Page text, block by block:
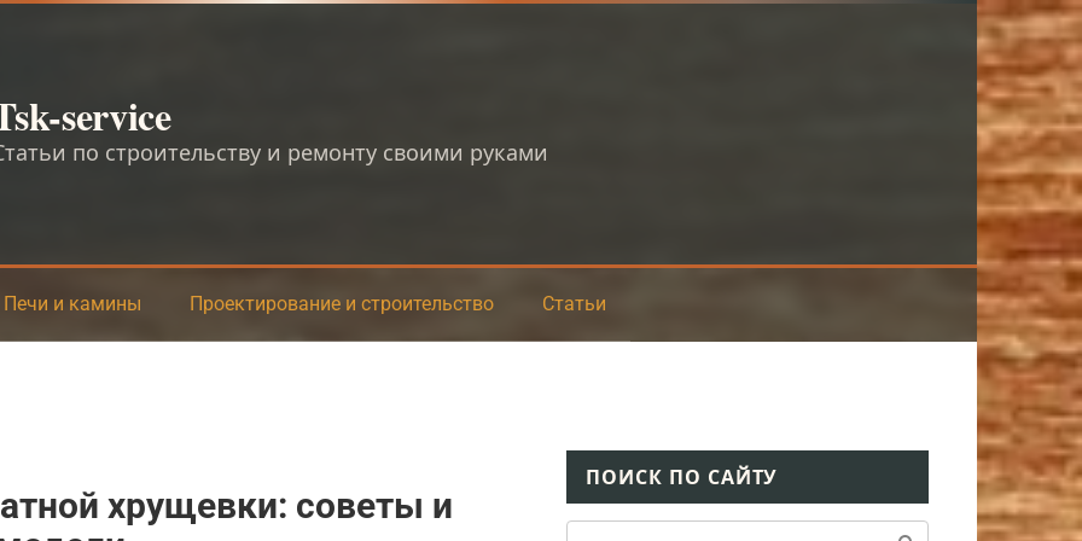
service
по строительству и ремонту своими руками
Печи и камины Проектирование и строительство Статьи
хрущевки: советы и
ПОИСК ПО САЙТУ